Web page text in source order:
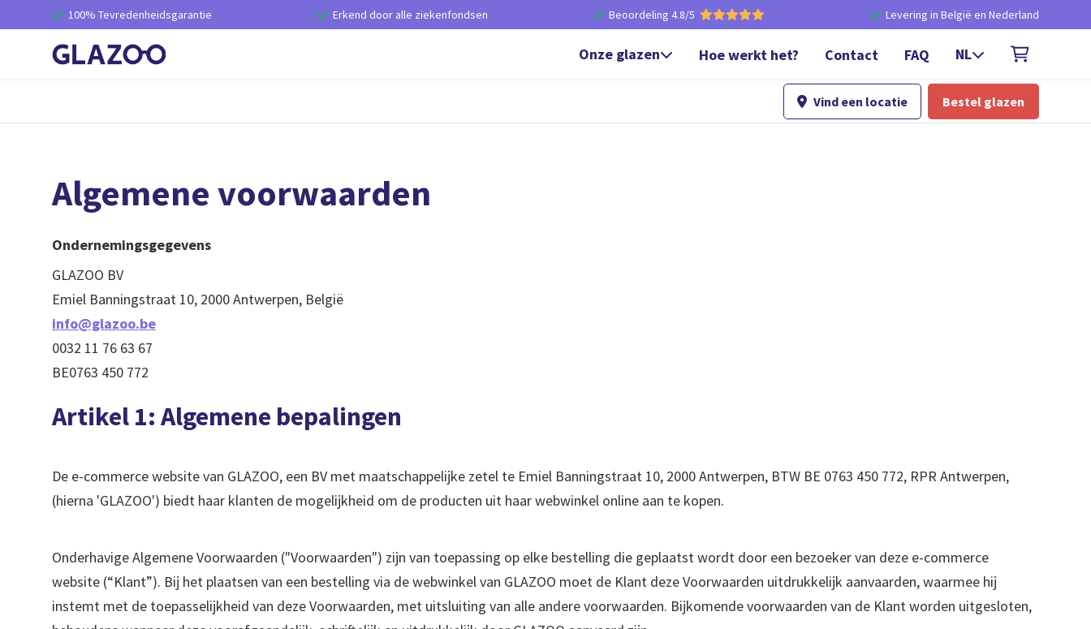
 100% Tevredenheidsgarantie  Erkend door alle ziekenfondsen  Beoordeling 4.8/5   Levering in België en Nederland
Onze glazen Hoe werkt het? Contact FAQ NL
 Vind een locatie Bestel glazen
Algemene voorwaarden
Ondernemingsgegevens
GLAZOO BV
Emiel Banningstraat 10, 2000 Antwerpen, België
info@glazoo.be
0032 11 76 63 67
BE0763 450 772
Artikel 1: Algemene bepalingen
De e-commerce website van GLAZOO, een BV met maatschappelijke zetel te Emiel Banningstraat 10, 2000 Antwerpen, BTW BE 0763 450 772, RPR Antwerpen,
(hierna 'GLAZOO') biedt haar klanten de mogelijkheid om de producten uit haar webwinkel online aan te kopen.
Onderhavige Algemene Voorwaarden ("Voorwaarden") zijn van toepassing op elke bestelling die geplaatst wordt door een bezoeker van deze e-commerce
website (“Klant”). Bij het plaatsen van een bestelling via de webwinkel van GLAZOO moet de Klant deze Voorwaarden uitdrukkelijk aanvaarden, waarmee hij
instemt met de toepasselijkheid van deze Voorwaarden, met uitsluiting van alle andere voorwaarden. Bijkomende voorwaarden van de Klant worden uitgesloten,